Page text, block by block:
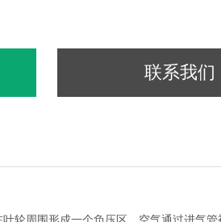
联系我们